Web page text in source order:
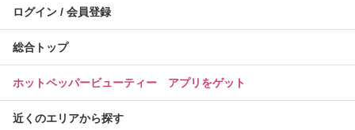
ログイン / 会員登録
総合トップ
ホットペッパービューティー アプリをゲット
近くのエリアから探す